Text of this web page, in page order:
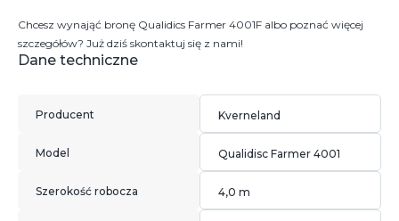
Chcesz wynająć bronę Qualidics Farmer 4001F albo poznać więcej
szczegółów? Już dziś skontaktuj się z nami!
Dane techniczne
Producent Kverneland
Model Qualidisc Farmer 4001
Szerokość robocza 4,0 m